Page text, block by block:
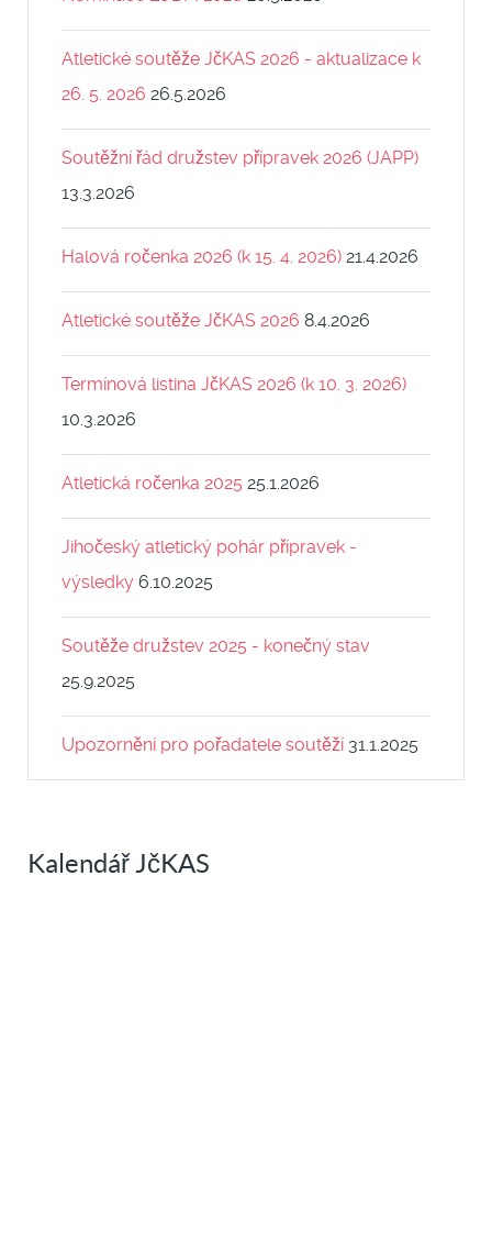
Atletické soutěže JčKAS 2026 - aktualizace k
26. 5. 2026 26.5.2026
Soutěžní řád družstev přípravek 2026 (JAPP)
13.3.2026
Halová ročenka 2026 (k 15. 4. 2026) 21.4.2026
Atletické soutěže JčKAS 2026 8.4.2026
Termínová listina JčKAS 2026 (k 10. 3. 2026)
10.3.2026
Atletická ročenka 2025 25.1.2026
Jihočeský atletický pohár přípravek -
výsledky 6.10.2025
Soutěže družstev 2025 - konečný stav
25.9.2025
Upozornění pro pořadatele soutěží 31.1.2025
Kalendář JčKAS